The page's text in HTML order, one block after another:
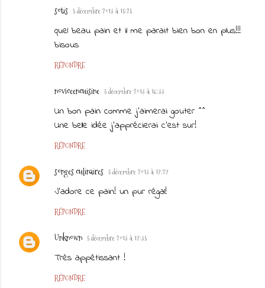
sotis 5 décembre 2013 à 15:25
quel beau pain et il me parait bien bon en plus!!!
bisous
RÉPONDRE
noviceencuisine 5 décembre 2013 à 16:33
Un bon pain comme j'aimerai gouter ^^
Une belle idée j'apprécierai c'est sur!
RÉPONDRE
songes culinaires 5 décembre 2013 à 17:27
J'adore ce pain! un pur régal!
RÉPONDRE
Unknown 5 décembre 2013 à 17:35
Très appétissant !
RÉPONDRE